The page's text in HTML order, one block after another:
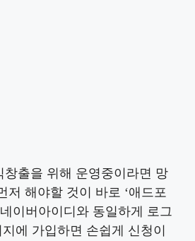
창출을 위해 운영중이라면 망
저 해야할 것이 바로 ‘애드포
이버아이디와 동일하게 로그
에 가입하면 손쉽게 신청이